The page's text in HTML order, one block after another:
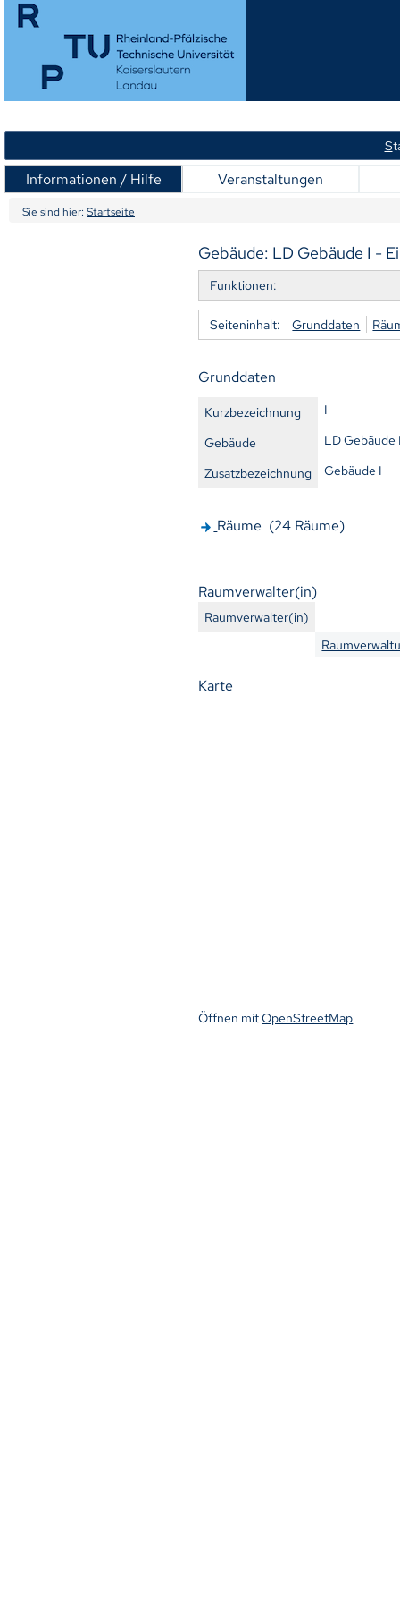
S
Informationen / Hilfe Veranstaltungen
Sie sind hier: Startseite
Gebäude: LD Gebäude I -
Funktionen:
Seiteninhalt: Grunddaten
Grunddaten
Kurzbezeichnung
I
Gebäude
LD Gebäude
Zusatzbezeichnung
Gebäude I
Räume (24 Räume)
Raumverwalter(in)
Raumverwalter(in)
Karte
Öffnen mitOpenStreetMap